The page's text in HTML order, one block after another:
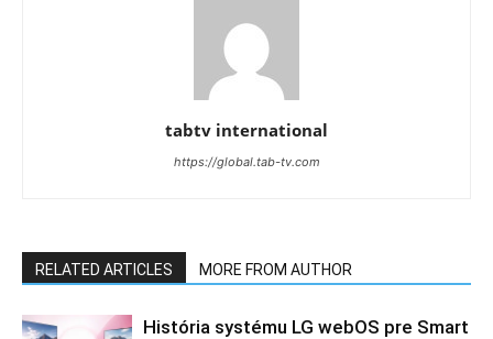
tabtv international
https://global.tab-tv.com
RELATED ARTICLES MORE FROM AUTHOR
História systému LG webOS pre Smart